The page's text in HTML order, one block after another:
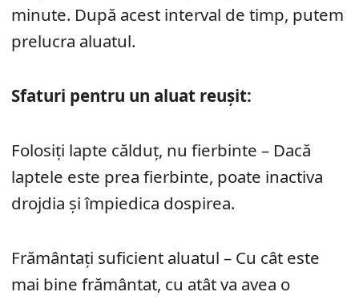
minute. După acest interval de timp, putem
prelucra aluatul.
Sfaturi pentru un aluat reușit:
Folosiți lapte călduț, nu fierbinte – Dacă
laptele este prea fierbinte, poate inactiva
drojdia și împiedica dospirea.
Frământați suficient aluatul – Cu cât este
mai bine frământat, cu atât va avea o